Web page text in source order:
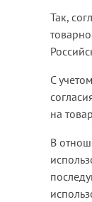
Так,
С
на
В